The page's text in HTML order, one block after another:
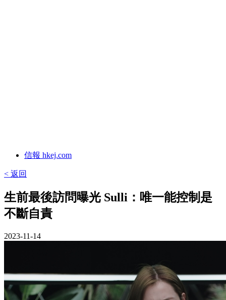
信報 hkej.com
< 返回
生前最後訪問曝光 Sulli：唯一能控制是
不斷自責
2023-11-14